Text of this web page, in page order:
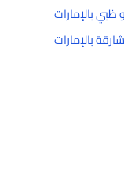
بالإمارات
بالإمارات